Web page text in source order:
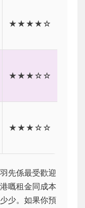
★★★★☆
★★★☆☆
★★★☆☆
先係最受歡迎
嘅租金同成本
少。如果你預